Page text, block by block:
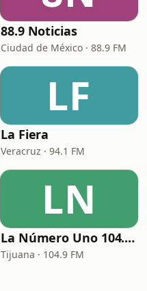
88.9 Noticias
Ciudad de México · 88.9 FM
LF
La Fiera
Veracruz · 94.1 FM
LN
La Número Uno 104.9 FM
Tijuana · 104.9 FM